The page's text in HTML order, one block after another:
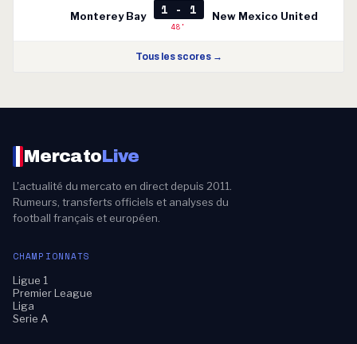
Monterey Bay 1 - 1
48'
New Mexico United
Tous les scores →
MercatoLive
L'actualité du mercato en direct depuis 2011.
Rumeurs, transferts officiels et analyses du
football français et européen.
CHAMPIONNATS
Ligue 1
Premier League
Liga
Serie A